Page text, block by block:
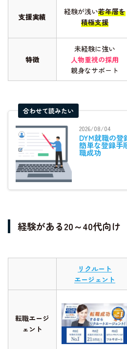
支援実績
経験が浅い若年層を
積極支援
特徴
未経験に強い
人物重視の採用
親身なサポート
合わせて読みたい
2026/08/04
DYM就職の登
簡単な登録手
職成功
経験がある20～40代向け
リクルート
エージェント
転職エージ
ェント